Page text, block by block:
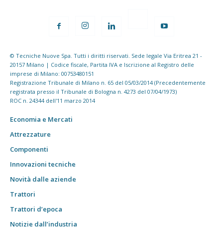
© Tecniche Nuove Spa. Tutti i diritti riservati. Sede legale Via Eritrea 21 -
20157 Milano | Codice fiscale, Partita IVA e Iscrizione al Registro delle
imprese di Milano: 00753480151
Registrazione Tribunale di Milano n. 65 del 05/03/2014 (Precedentemente
registrata presso il Tribunale di Bologna n. 4273 del 07/04/1973)
ROC n. 24344 dell'11 marzo 2014
Economia e Mercati
Attrezzature
Componenti
Innovazioni tecniche
Novità dalle aziende
Trattori
Trattori d’epoca
Notizie dall’industria